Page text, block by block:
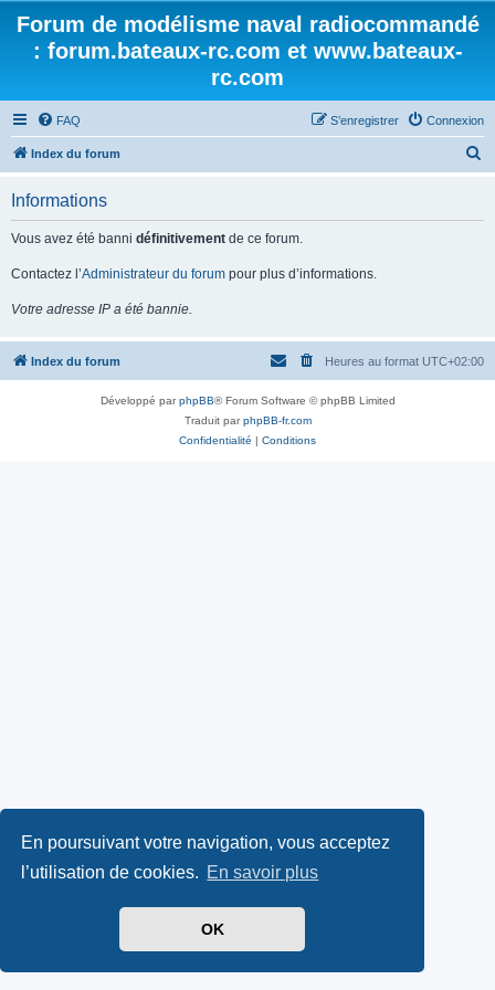
En poursuivant votre navigation, vous acceptez
l’utilisation de cookies. En savoir plus
OK
Forum de modélisme naval radiocommandé
: forum.bateaux-rc.com et www.bateaux-
rc.com
FAQ Connexion
S’enregistrer
Index du forum
e
Informations
Vous avez été banni définitivement de ce forum.
Contactez l’Administrateur du forum pour plus d’informations.
Votre adresse IP a été bannie.
Index du forum Heures au format UTC+02:00
Développé parphpBB® Forum Software © phpBB Limited
Traduit parphpBB-fr.com
Confidentialité | Conditions